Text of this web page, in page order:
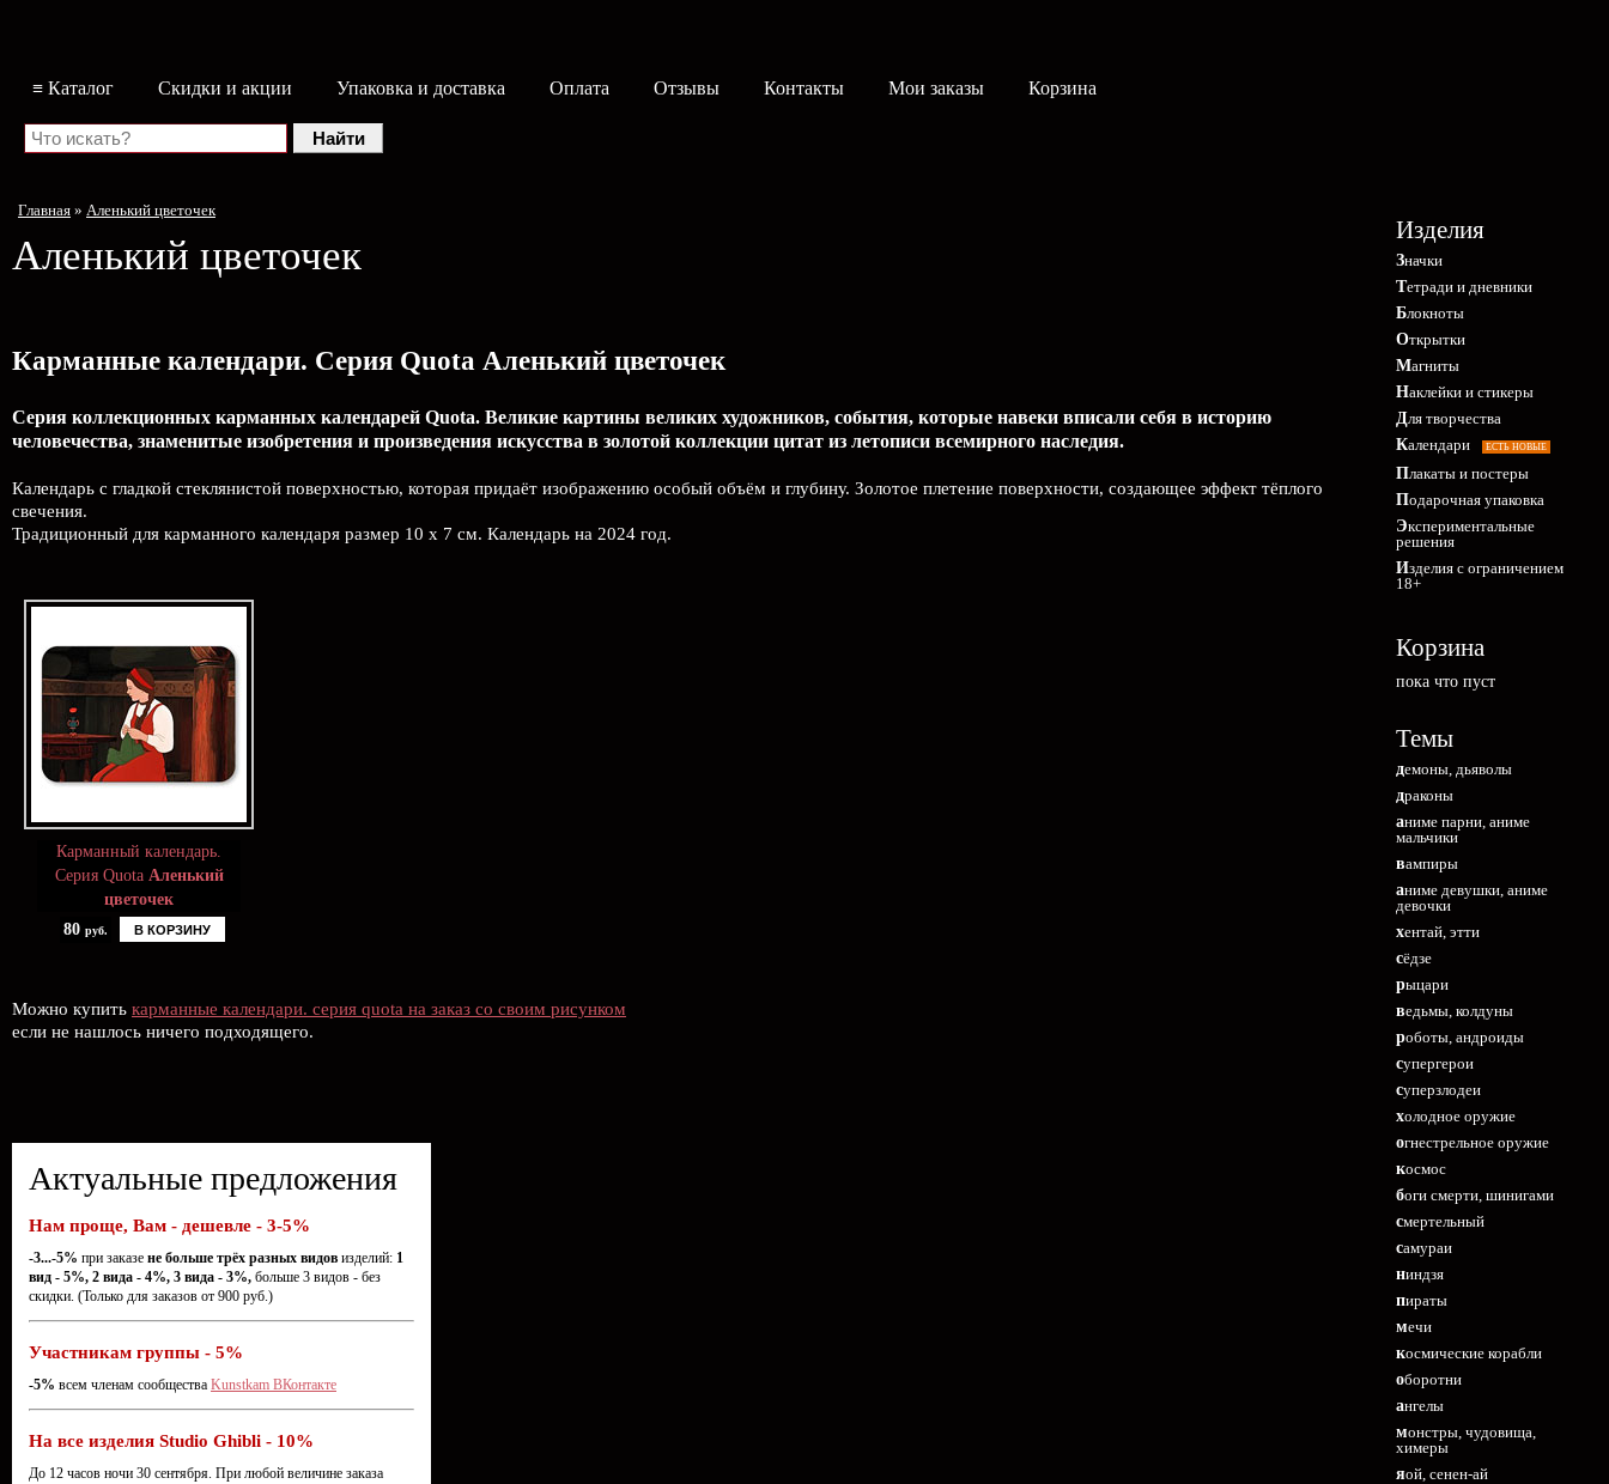
≡ Каталог Скидки и акции Упаковка и доставка Оплата Отзывы Контакты Мои заказы Корзина
Главная » Аленький цветочек
Аленький цветочек
Карманные календари. Серия Quota Аленький цветочек
Серия коллекционных карманных календарей Quota. Великие картины великих художников, события, которые навеки вписали себя в историю
человечества, знаменитые изобретения и произведения искусства в золотой коллекции цитат из летописи всемирного наследия.
Календарь с гладкой стеклянистой поверхностью, которая придаёт изображению особый объём и глубину. Золотое плетение поверхности, создающее эффект тёплого
свечения.
Традиционный для карманного календаря размер 10 x 7 см. Календарь на 2024 год.
Карманный календарь.
Серия Quota Аленький
цветочек
80 руб. В КОРЗИНУ
Можно купить карманные календари. серия quota на заказ со своим рисунком
если не нашлось ничего подходящего.
Актуальные предложения
Нам проще, Вам - дешевле - 3-5%
-3...-5% при заказе не больше трёх разных видов изделий: 1
вид - 5%, 2 вида - 4%, 3 вида - 3%, больше 3 видов - без
скидки. (Только для заказов от 900 руб.)
Участникам группы - 5%
-5% всем членам сообщества Kunstkam ВКонтакте
На все изделия Studio Ghibli - 10%
До 12 часов ночи 30 сентября. При любой величине заказа
Изделия
Значки
Тетради и дневники
Блокноты
Открытки
Магниты
Наклейки и стикеры
Для творчества
Календари
ЕСТЬ НОВЫЕ
Плакаты и постеры
Подарочная упаковка
Экспериментальные
решения
Изделия с ограничением
18+
Корзина
пока что пуст
Темы
демоны, дьяволы
драконы
аниме парни, аниме
мальчики
вампиры
аниме девушки, аниме
девочки
хентай, этти
сёдзе
рыцари
ведьмы, колдуны
роботы, андроиды
супергерои
суперзлодеи
холодное оружие
огнестрельное оружие
космос
боги смерти, шинигами
смертельный
самураи
ниндзя
пираты
мечи
космические корабли
оборотни
ангелы
монстры, чудовища,
химеры
яой, сенен-ай